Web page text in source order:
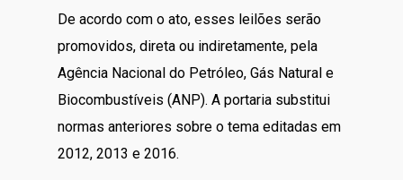
De acordo com o ato, esses leilões serão
promovidos, direta ou indiretamente, pela
Agência Nacional do Petróleo, Gás Natural e
Biocombustíveis (ANP). A portaria substitui
normas anteriores sobre o tema editadas em
2012, 2013 e 2016.